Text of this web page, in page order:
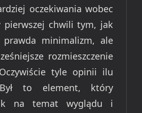
oczekiwania wobec
pierwszej chwili tym, jak
minimalizm, ale
rozmieszczenie
tyle opinii ilu
to element, który
na temat wyglądu i